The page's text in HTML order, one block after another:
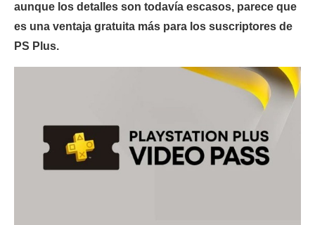
aunque los detalles son todavía escasos, parece que
es una ventaja gratuita más para los suscriptores de
PS Plus.